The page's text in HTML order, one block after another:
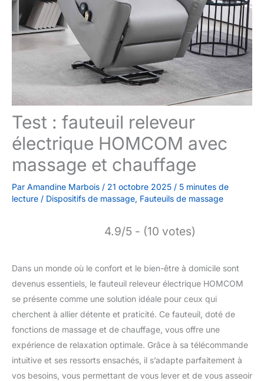
Test : fauteuil releveur
électrique HOMCOM avec
massage et chauffage
Par Amandine Marbois / 21 octobre 2025 / 5 minutes de
lecture / Dispositifs de massage, Fauteuils de massage
4.9/5 - (10 votes)
Dans un monde où le confort et le bien-être à domicile sont
devenus essentiels, le fauteuil releveur électrique HOMCOM
se présente comme une solution idéale pour ceux qui
cherchent à allier détente et praticité. Ce fauteuil, doté de
fonctions de massage et de chauffage, vous offre une
expérience de relaxation optimale. Grâce à sa télécommande
intuitive et ses ressorts ensachés, il s’adapte parfaitement à
vos besoins, vous permettant de vous lever et de vous asseoir